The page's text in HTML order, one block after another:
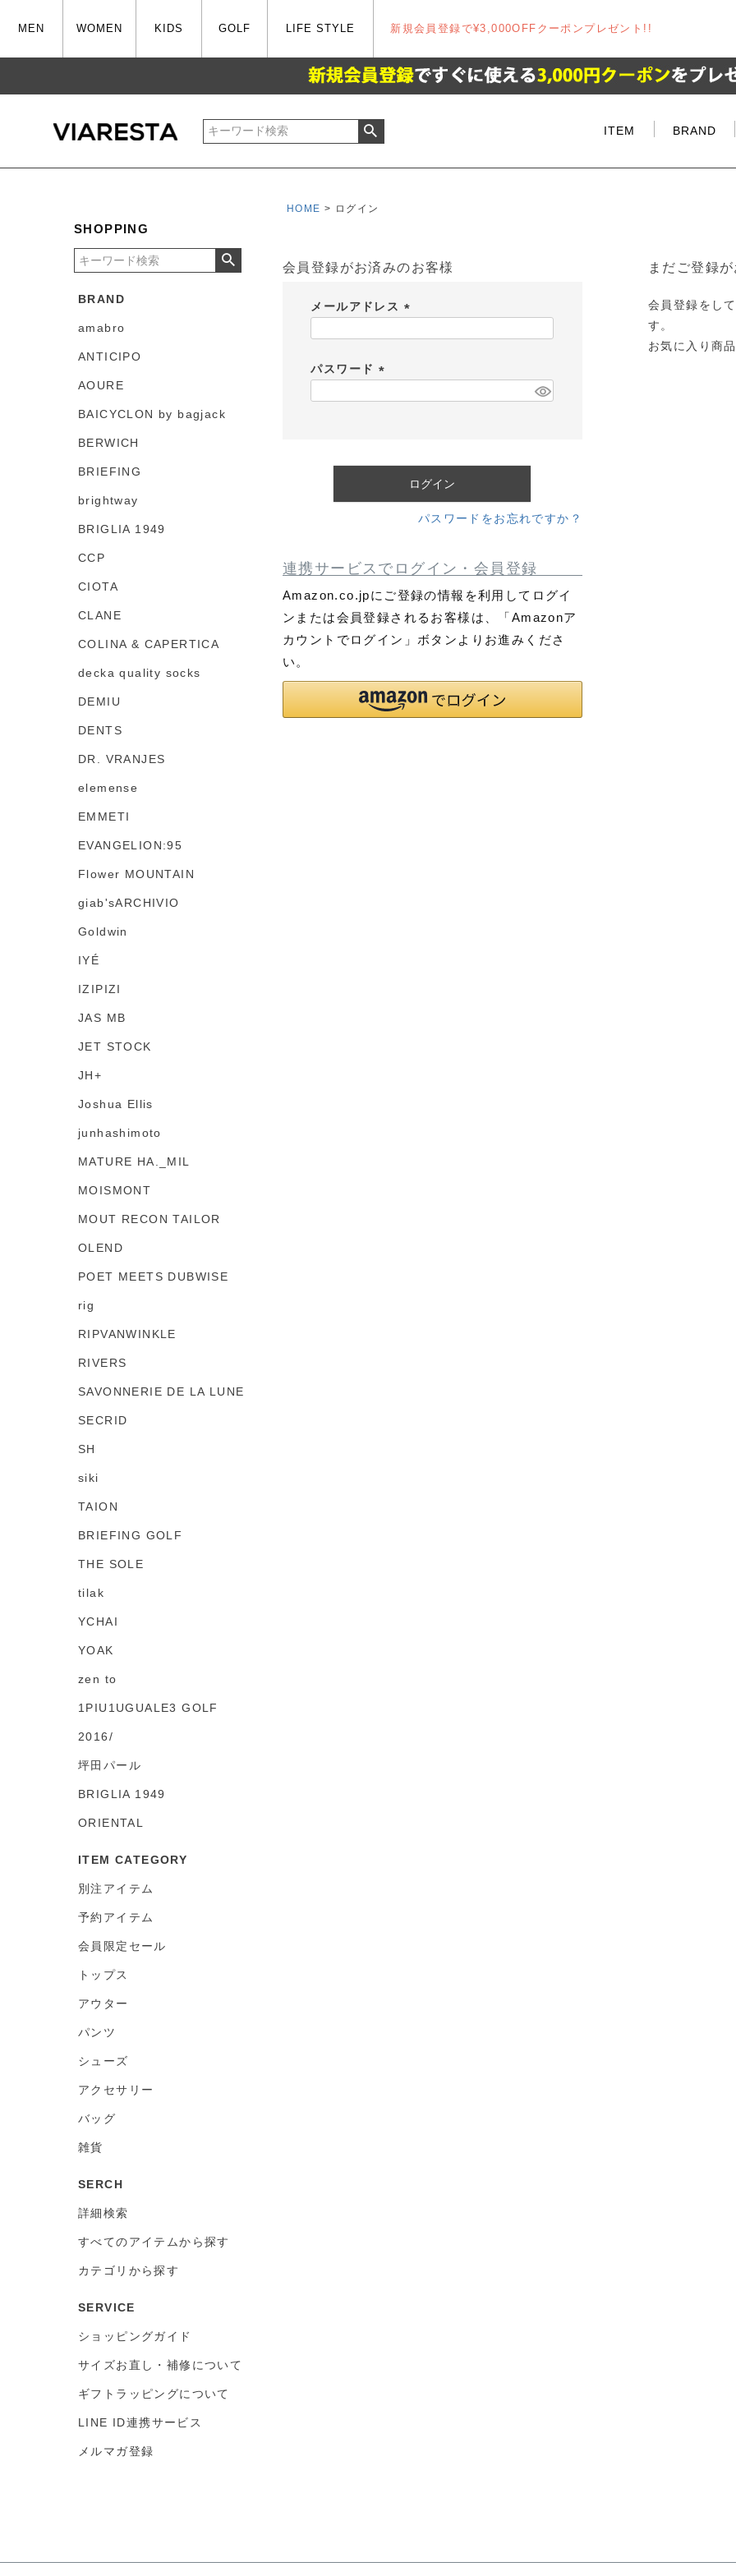
MEN WOMEN KIDS GOLF LIFE STYLE 新規会員登録で¥3,000OFFクーポンプレゼント!!
ITEM BRAND
SHOPPING
BRAND
amabro
ANTICIPO
AOURE
BAICYCLON by bagjack
BERWICH
BRIEFING
brightway
BRIGLIA 1949
CCP
CIOTA
CLANE
COLINA & CAPERTICA
decka quality socks
DEMIU
DENTS
DR. VRANJES
elemense
EMMETI
EVANGELION:95
Flower MOUNTAIN
giab'sARCHIVIO
Goldwin
IYÉ
IZIPIZI
JAS MB
JET STOCK
JH+
Joshua Ellis
junhashimoto
MATURE HA._MIL
MOISMONT
MOUT RECON TAILOR
OLEND
POET MEETS DUBWISE
rig
RIPVANWINKLE
RIVERS
SAVONNERIE DE LA LUNE
SECRID
SH
siki
TAION
BRIEFING GOLF
THE SOLE
tilak
YCHAI
YOAK
zen to
1PIU1UGUALE3 GOLF
2016/
坪田パール
BRIGLIA 1949
ORIENTAL
ITEM CATEGORY
別注アイテム
予約アイテム
会員限定セール
トップス
アウター
パンツ
シューズ
アクセサリー
バッグ
雑貨
SERCH
詳細検索
すべてのアイテムから探す
カテゴリから探す
SERVICE
ショッピングガイド
サイズお直し・補修について
ギフトラッピングについて
LINE ID連携サービス
メルマガ登録
HOME ログイン
会員登録がお済みのお客様
メールアドレス
パスワード
ログイン
パスワードをお忘れですか？
連携サービスでログイン・会員登録
Amazon.co.jpにご登録の情報を利用してログイ
ンまたは会員登録されるお客様は、「Amazonア
カウントでログイン」ボタンよりお進みくださ
い。
まだご登録
会員登録をし
す。
お気に入り商